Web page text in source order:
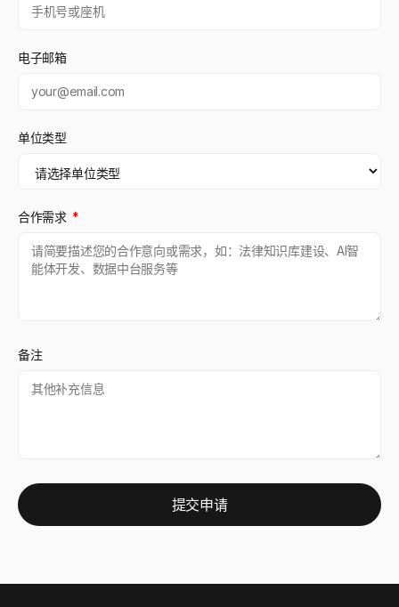
电子邮箱
单位类型
合作需求 *
备注
提交申请